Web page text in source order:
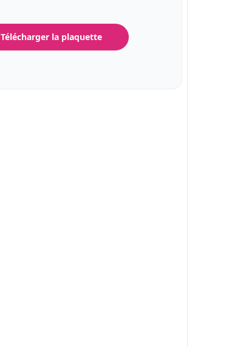
Télécharger la plaquette